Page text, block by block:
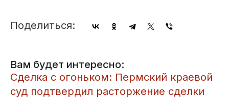
Поделиться:
Вам будет интересно:
Сделка с огоньком: Пермский краевой
суд подтвердил расторжение сделки